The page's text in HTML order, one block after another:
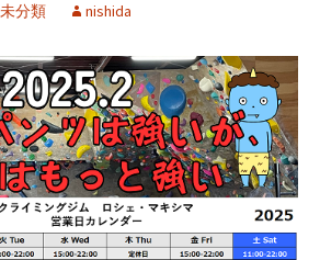
未分類 nishida